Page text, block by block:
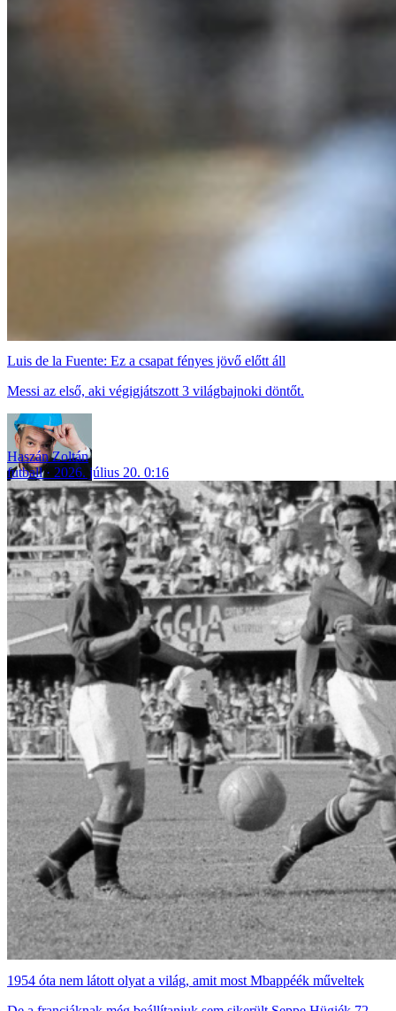
Luis de la Fuente: Ez a csapat fényes jövő előtt áll
Messi az első, aki végigjátszott 3 világbajnoki döntőt.
Haszán Zoltán
futball
2026. július 20. 0:16
1954 óta nem látott olyat a világ, amit most Mbappéék műveltek